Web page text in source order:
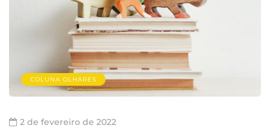
COLUNA OLHARES
2 de fevereiro de 2022